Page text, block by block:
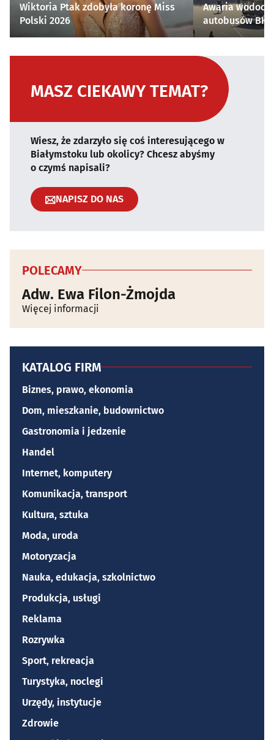
Wiktoria Ptak zdobyła koronę Miss
Polski 2026
Awaria
autobusów
MASZ CIEKAWY TEMAT?
Wiesz, że zdarzyło się coś interesującego w
Białymstoku lub okolicy? Chcesz abyśmy
o czymś napisali?
NAPISZ DO NAS
POLECAMY
Adw. Ewa Filon-Żmojda
Więcej informacji
KATALOG FIRM
Biznes, prawo, ekonomia
Dom, mieszkanie, budownictwo
Gastronomia i jedzenie
Handel
Internet, komputery
Komunikacja, transport
Kultura, sztuka
Moda, uroda
Motoryzacja
Nauka, edukacja, szkolnictwo
Produkcja, usługi
Reklama
Rozrywka
Sport, rekreacja
Turystyka, noclegi
Urzędy, instytucje
Zdrowie